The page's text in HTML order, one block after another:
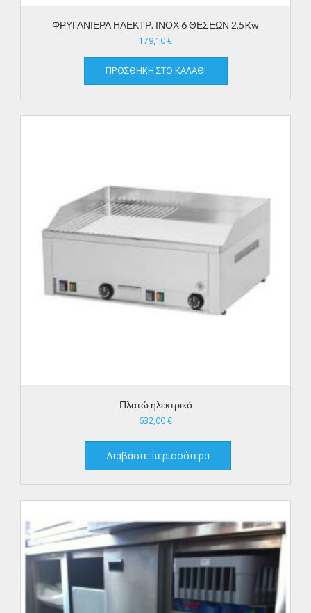
ΦΡΥΓΑΝΙΕΡΑ ΗΛΕΚΤΡ. ΙΝΟΧ 6 ΘΕΣΕΩΝ 2,5Kw
179,10€
ΠΡΟΣΘΉΚΗ ΣΤΟ ΚΑΛΆΘΙ
Πλατώ ηλεκτρικό
632,00€
Διαβάστε περισσότερα